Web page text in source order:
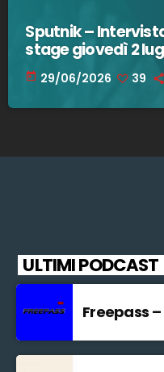
Sputnik –
stage giovedì 2
giugno 2026
today 29/06/2026 39
ULTIMI PODCAST
Freepass –